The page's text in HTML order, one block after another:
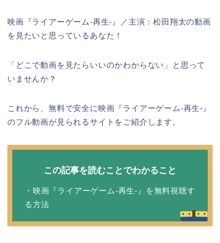
映画『ライアーゲーム-再生-』／主演：松田翔太の動画
を見たいと思っているあなた！
「どこで動画を見たらいいのかわからない」と思って
いませんか？
これから、無料で安全に映画『ライアーゲーム-再生-』
のフル動画が見られるサイトをご紹介します。
この記事を読むことでわかること
・映画『ライアーゲーム-再生-』を無料視聴す
る方法